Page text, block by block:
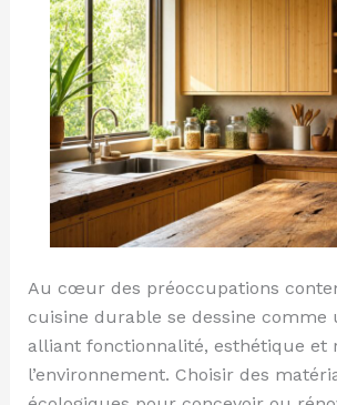
Au cœur des préoccupations
cuisine durable se dessine comme
alliant fonctionnalité, esthétique et
l’environnement. Choisir des
durable